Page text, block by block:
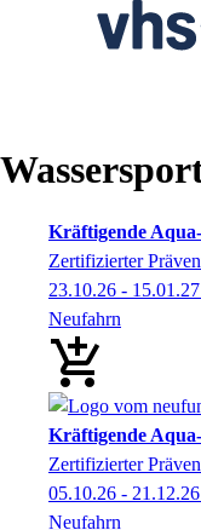
Kräftigende
Zertifizierter
23.10.26 - 15.01.27
Neufahrn
Kräftigende
Zertifizierter
05.10.26 - 21.12.26
Neufahrn